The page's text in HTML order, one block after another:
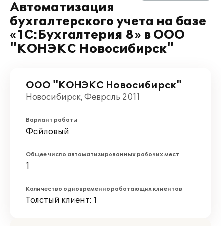
Автоматизация
бухгалтерского учета на базе
«1С:Бухгалтерия 8» в ООО
"КОНЭКС Новосибирск"
ООО "КОНЭКС Новосибирск"
Новосибирск, Февраль 2011
Вариант работы
Файловый
Общее число автоматизированных рабочих мест
1
Количество одновременно работающих клиентов
Толстый клиент: 1